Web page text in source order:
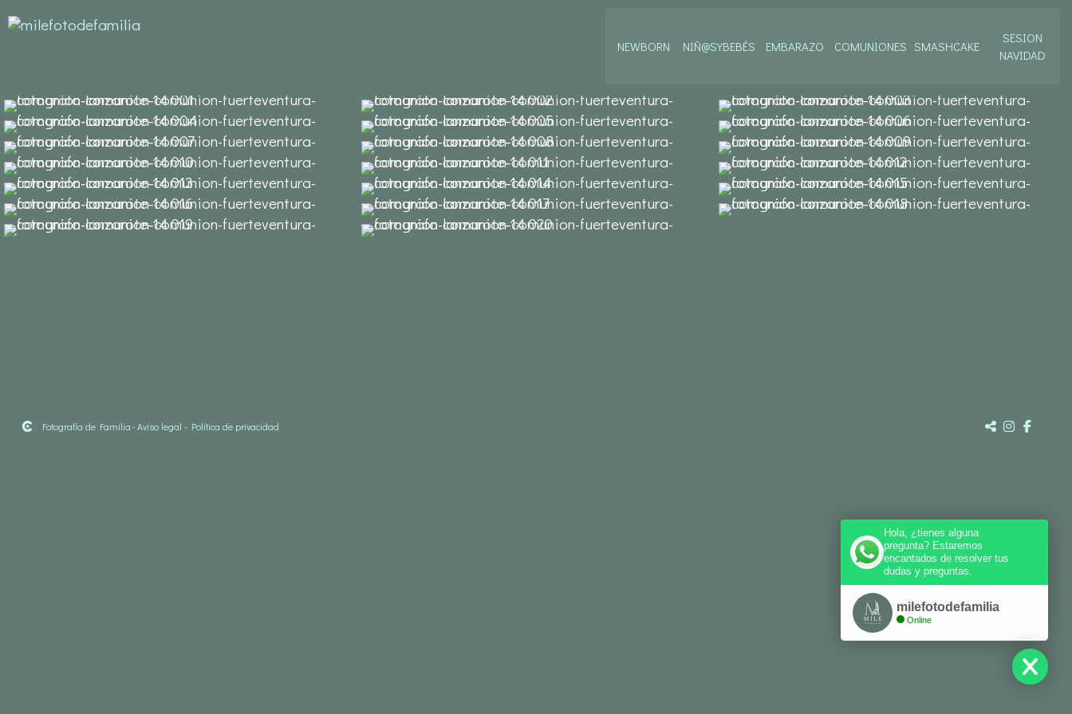
NEWBORN NIÑ@SYBEBÉS EMBARAZO COMUNIONES SMASHCAKE
SESION
NAVIDAD
Fotografía de Familia - Aviso legal - Política de privacidad
Hola, ¿tienes alguna
pregunta? Estaremos
encantados de resolver tus
dudas y preguntas.
milefotodefamilia
Online